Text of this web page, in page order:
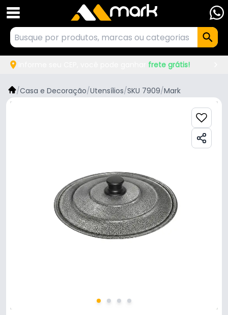
frete grátis!
/Casa e Decoração/Utensílios/SKU 7909/Mark